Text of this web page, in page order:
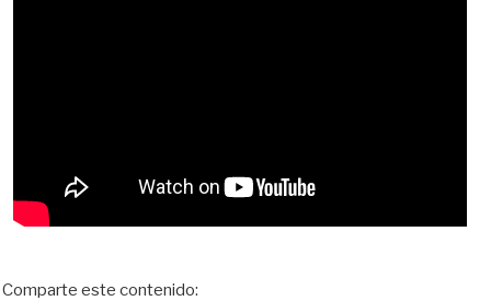
Comparte este contenido: